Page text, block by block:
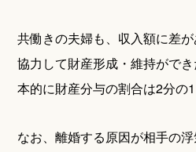
共働きの夫婦も、収入額に差
協力して財産形成・維持がで
本的に財産分与の割合は2分の1
なお、離婚する原因が相手の